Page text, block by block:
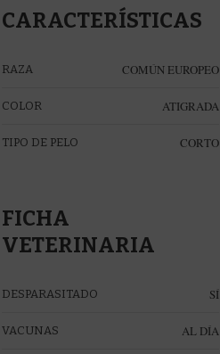
CARACTERÍSTICAS
RAZA COMÚN EUROPEO
COLOR ATIGRADA
TIPO DE PELO CORTO
FICHA
VETERINARIA
DESPARASITADO SÍ
VACUNAS AL DÍA